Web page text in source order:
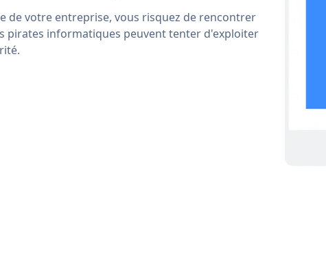
de votre entreprise, vous risquez de rencontrer
pirates informatiques peuvent tenter d'exploiter